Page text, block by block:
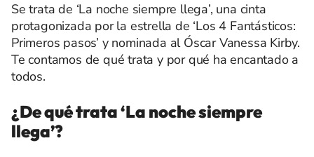
Se trata de ‘La noche siempre llega’, una cinta
protagonizada por la estrella de ‘Los 4 Fantásticos:
Primeros pasos’ y nominada al Óscar Vanessa Kirby.
Te contamos de qué trata y por qué ha encantado a
todos.
¿De qué trata ‘La noche siempre
llega’?